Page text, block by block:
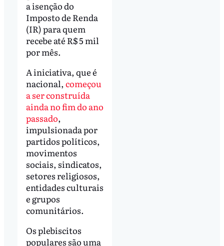
a isenção do
Imposto de Renda
(IR) para quem
recebe até R$ 5 mil
por mês.
A iniciativa, que é
nacional, começou
a ser construída
ainda no fim do ano
passado,
impulsionada por
partidos políticos,
movimentos
sociais, sindicatos,
setores religiosos,
entidades culturais
e grupos
comunitários.
Os plebiscitos
populares são uma